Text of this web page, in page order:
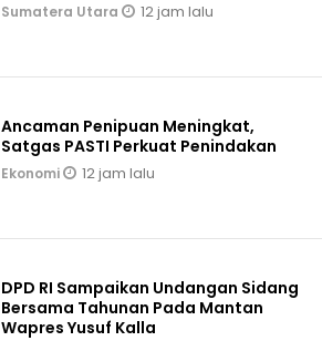
Sumatera Utara 12 jam lalu
Ancaman Penipuan Meningkat,
Satgas PASTI Perkuat Penindakan
Ekonomi 12 jam lalu
DPD RI Sampaikan Undangan Sidang
Bersama Tahunan Pada Mantan
Wapres Yusuf Kalla